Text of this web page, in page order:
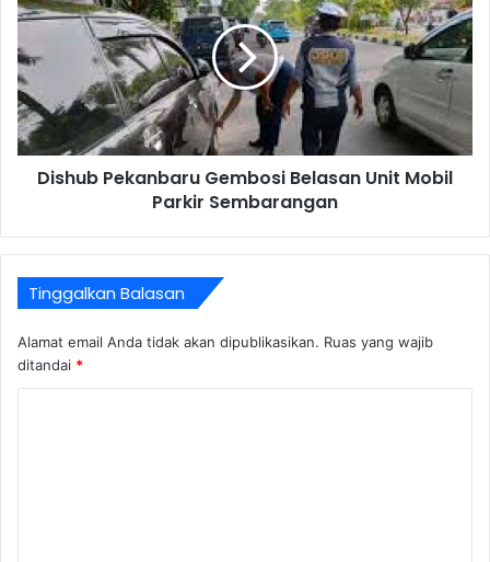
Dishub Pekanbaru Gembosi Belasan Unit Mobil
Parkir Sembarangan
Tinggalkan Balasan
Alamat email Anda tidak akan dipublikasikan. Ruas yang wajib
ditandai *